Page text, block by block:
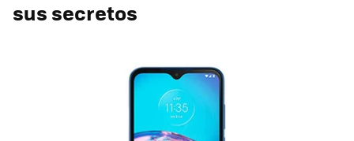
sus secretos